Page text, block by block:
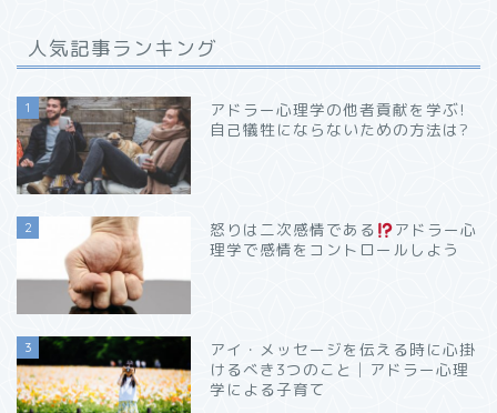
人気記事ランキング
1
アドラー心理学の他者貢献を学ぶ!
自己犠牲にならないための方法は?
2 怒りは二次感情である
アドラー心
理学で感情をコントロールしよう
3
アイ・メッセージを伝える時に心掛
けるべき3つのこと│アドラー心理
学による子育て